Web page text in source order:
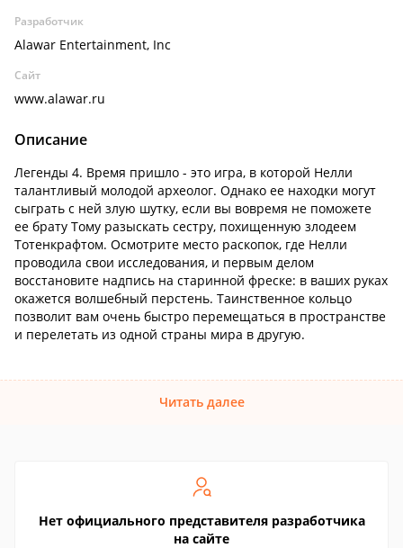
Разработчик
Alawar Entertainment, Inc
Сайт
www.alawar.ru
Описание
Легенды 4. Время пришло - это игра, в которой Нелли
талантливый молодой археолог. Однако ее находки могут
сыграть с ней злую шутку, если вы вовремя не поможете
ее брату Тому разыскать сестру, похищенную злодеем
Тотенкрафтом. Осмотрите место раскопок, где Нелли
проводила свои исследования, и первым делом
восстановите надпись на старинной фреске: в ваших руках
окажется волшебный перстень. Таинственное кольцо
позволит вам очень быстро перемещаться в пространстве
и перелетать из одной страны мира в другую.
Читать далее
Нет официального представителя разработчика
на сайте